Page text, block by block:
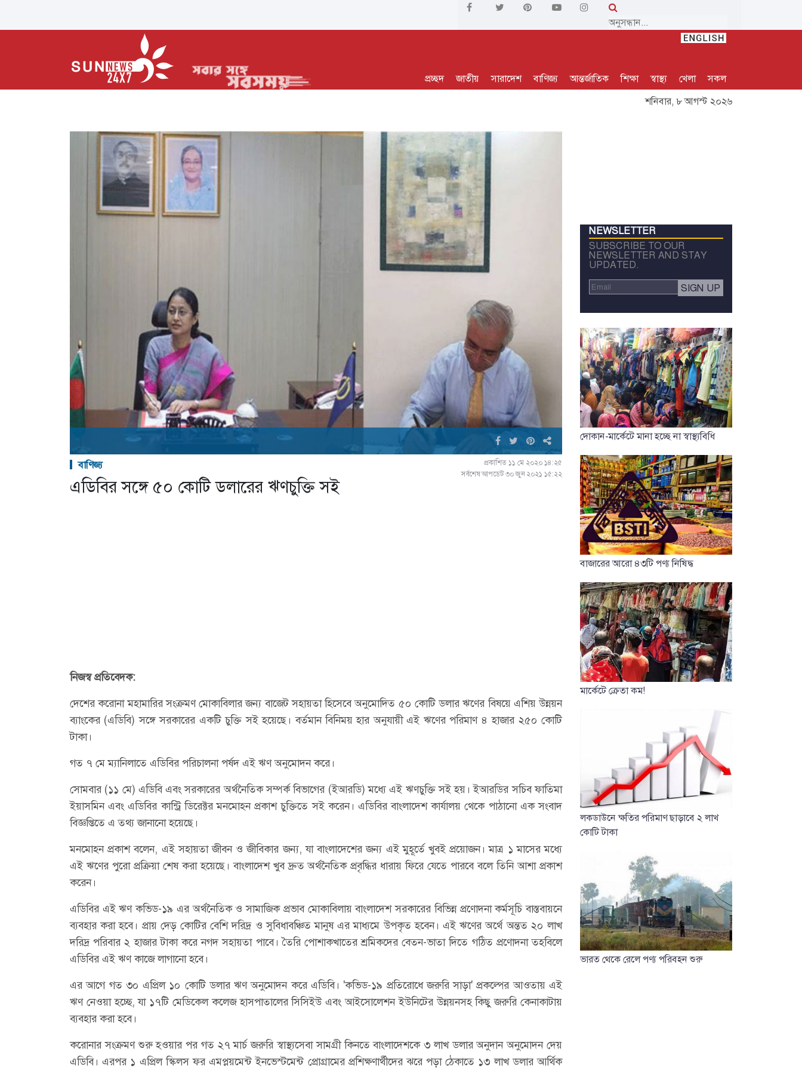
প্রচ্ছদ জাতীয় সারাদেশ বাণিজ্য আন্তর্জাতিক শিক্ষা স্বাস্থ্য খেলা
সকল
শনিবার, ৮ আগস্ট ২০২৬
বাণিজ্য
প্রকাশিত ১১ মে ২০২০ ১৪:২৫
সর্বশেষ আপডেট ৩০ জুন ২০২১ ১৫:২২
এডিবির সঙ্গে ৫০ কোটি ডলারের ঋণচুক্তি সই
নিজস্ব প্রতিবেদক:
দেশের করোনা মহামারির সংক্রমণ মোকাবিলার জন্য বাজেট সহায়তা হিসেবে অনুমোদিত ৫০ কোটি ডলার ঋণের বিষয়ে এশিয় উন্নয়ন
ব্যাংকের (এডিবি) সঙ্গে সরকারের একটি চুক্তি সই হয়েছে। বর্তমান বিনিময় হার অনুযায়ী এই ঋণের পরিমাণ ৪ হাজার ২৫০ কোটি
টাকা।
গত ৭ মে ম্যানিলাতে এডিবির পরিচালনা পর্ষদ এই ঋণ অনুমোদন করে।
সোমবার (১১ মে) এডিবি এবং সরকারের অর্থনৈতিক সম্পর্ক বিভাগের (ইআরডি) মধ্যে এই ঋণচুক্তি সই হয়। ইআরডির সচিব ফাতিমা
ইয়াসমিন এবং এডিবির কান্ট্রি ডিরেক্টর মনমোহন প্রকাশ চুক্তিতে সই করেন। এডিবির বাংলাদেশ কার্যালয় থেকে পাঠানো এক সংবাদ
বিজ্ঞপ্তিতে এ তথ্য জানানো হয়েছে।
মনমোহন প্রকাশ বলেন, এই সহায়তা জীবন ও জীবিকার জন্য, যা বাংলাদেশের জন্য এই মুহূর্তে খুবই প্রয়োজন। মাত্র ১ মাসের মধ্যে
এই ঋণের পুরো প্রক্রিয়া শেষ করা হয়েছে। বাংলাদেশ খুব দ্রুত অর্থনৈতিক প্রবৃদ্ধির ধারায় ফিরে যেতে পারবে বলে তিনি আশা প্রকাশ
করেন।
এডিবির এই ঋণ কভিড-১৯ এর অর্থনৈতিক ও সামাজিক প্রভাব মোকাবিলায় বাংলাদেশ সরকারের বিভিন্ন প্রণোদনা কর্মসূচি বাস্তবায়নে
ব্যবহার করা হবে। প্রায় দেড় কোটির বেশি দরিদ্র ও সুবিধাবঞ্চিত মানুষ এর মাধ্যমে উপকৃত হবেন। এই ঋণের অর্থে অন্তত ২০ লাখ
দরিদ্র পরিবার ২ হাজার টাকা করে নগদ সহায়তা পাবে। তৈরি পোশাকখাতের শ্রমিকদের বেতন-ভাতা দিতে গঠিত প্রণোদনা তহবিলে
এডিবির এই ঋণ কাজে লাগানো হবে।
এর আগে গত ৩০ এপ্রিল ১০ কোটি ডলার ঋণ অনুমোদন করে এডিবি। 'কভিড-১৯ প্রতিরোধে জরুরি সাড়া' প্রকল্পের আওতায় এই
ঋণ নেওয়া হচ্ছে, যা ১৭টি মেডিকেল কলেজ হাসপাতালের সিসিইউ এবং আইসোলেশন ইউনিটের উন্নয়নসহ কিছু জরুরি কেনাকাটায়
ব্যবহার করা হবে।
করোনার সংক্রমণ শুরু হওয়ার পর গত ২৭ মার্চ জরুরি স্বাস্থ্যসেবা সামগ্রী কিনতে বাংলাদেশকে ৩ লাখ ডলার অনুদান অনুমোদন দেয়
এডিবি। এরপর ১ এপ্রিল স্কিলস ফর এমপ্লয়মেন্ট ইনভেস্টমেন্ট প্রোগ্রামের প্রশিক্ষণার্থীদের ঝরে পড়া ঠেকাতে ১৩ লাখ ডলার আর্থিক
NEWSLETTER
SUBSCRIBE TO OUR
NEWSLETTER AND STAY
UPDATED.
দোকান-মার্কেটে মানা হচ্ছে না স্বাস্থ্যবিধি
বাজারের আরো ৪৩টি পণ্য নিষিদ্ধ
মার্কেটে ক্রেতা কম!
লকডাউনে ক্ষতির পরিমাণ ছাড়াবে ২ লাখ
কোটি টাকা
ভারত থেকে রেলে পণ্য পরিবহন শুরু